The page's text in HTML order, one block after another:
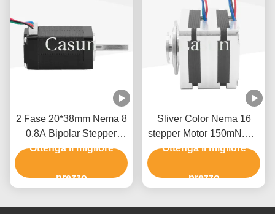
2 Fase 20*38mm Nema 8
0.8A Bipolar Stepper
Motor Personalizzazione
Ottenga il migliore
prezzo
Sliver Color Nema 16
stepper Motor 150mN.M 8
V Multilayer Per
Ottenga il migliore
prezzo